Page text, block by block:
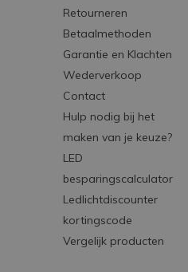
Retourneren
Betaalmethoden
Garantie en Klachten
Wederverkoop
Contact
Hulp nodig bij het
maken van je keuze?
LED
besparingscalculator
Ledlichtdiscounter
kortingscode
Vergelijk producten